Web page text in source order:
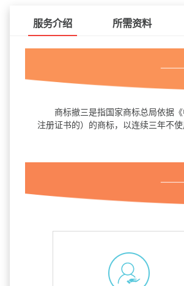
服务介绍 所需资料
商标撤三是指国家商标总局依据《
注册证书的）的商标，以连续三年不使